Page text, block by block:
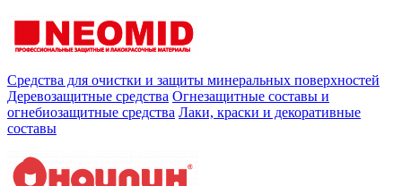
Средства для очистки и защиты минеральных поверхностей
Деревозащитные средства Огнезащитные составы и
огнебиозащитные средства Лаки, краски и декоративные
составы